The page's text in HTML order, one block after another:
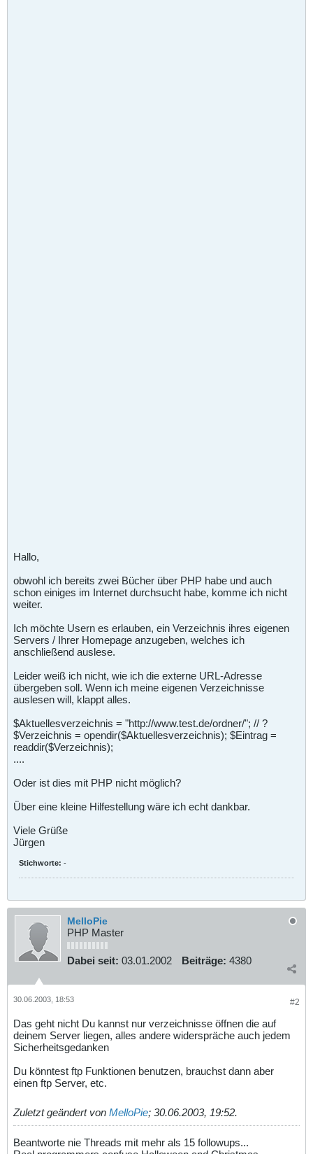
Hallo,
obwohl ich bereits zwei Bücher über PHP habe und auch
schon einiges im Internet durchsucht habe, komme ich nicht
weiter.
Ich möchte Usern es erlauben, ein Verzeichnis ihres eigenen
Servers / Ihrer Homepage anzugeben, welches ich
anschließend auslese.
Leider weiß ich nicht, wie ich die externe URL-Adresse
übergeben soll. Wenn ich meine eigenen Verzeichnisse
auslesen will, klappt alles.
$Aktuellesverzeichnis = "http://www.test.de/ordner/"; // ?
$Verzeichnis = opendir($Aktuellesverzeichnis); $Eintrag =
readdir($Verzeichnis);
....
Oder ist dies mit PHP nicht möglich?
Über eine kleine Hilfestellung wäre ich echt dankbar.
Viele Grüße
Jürgen
Stichworte: -
MelloPie
PHP Master
Dabei seit: 03.01.2002 Beiträge: 4380
#2
30.06.2003, 18:53
Das geht nicht Du kannst nur verzeichnisse öffnen die auf
deinem Server liegen, alles andere widerspräche auch jedem
Sicherheitsgedanken
Du könntest ftp Funktionen benutzen, brauchst dann aber
einen ftp Server, etc.
Zuletzt geändert von MelloPie; 30.06.2003, 19:52.
Beantworte nie Threads mit mehr als 15 followups...